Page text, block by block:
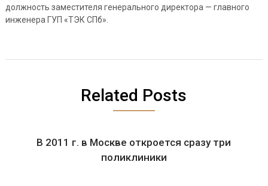
должность заместителя генерального директора — главного
инженера ГУП «ТЭК СПб».
Related Posts
В 2011 г. в Москве откроется сразу три
поликлиники